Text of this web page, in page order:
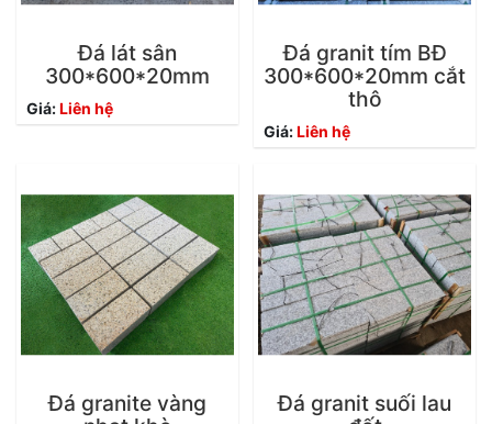
Đá lát sân
300*600*20mm
Giá:Liên hệ
Đá granit tím BĐ
300*600*20mm cắt
thô
Giá:Liên hệ
Đá granite vàng
Đá granit suối lau